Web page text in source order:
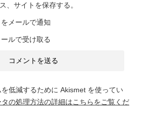
、サイトを保存する。
メールで通知
ルで受け取る
低減するために Akismet を使ってい
タの処理方法の詳細はこちらをご覧くだ